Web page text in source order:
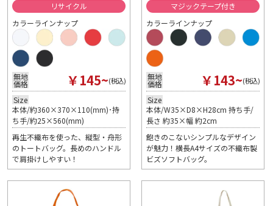
リサイクル
カラーラインナップ
無地
価格 ￥145~(税込)
Size
本体/約360×370×110(mm)･持
ち手/約25×560(mm)
再生不織布を使った、縦型・舟形
のトートバッグ。長めのハンドル
で肩掛けしやすい！
マジックテープ付き
カラーラインナップ
無地
価格 ￥143~(税込)
Size
本体/W35×D8×H28cm 持ち手/
長さ 約35×幅 約2cm
飽きのこないシンプルなデザイン
が魅力！横長A4サイズの不織布製
ビズソフトバッグ。